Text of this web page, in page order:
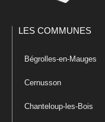
LES COMMUNES
Bégrolles-en-Mauges
Cernusson
Chanteloup-les-Bois